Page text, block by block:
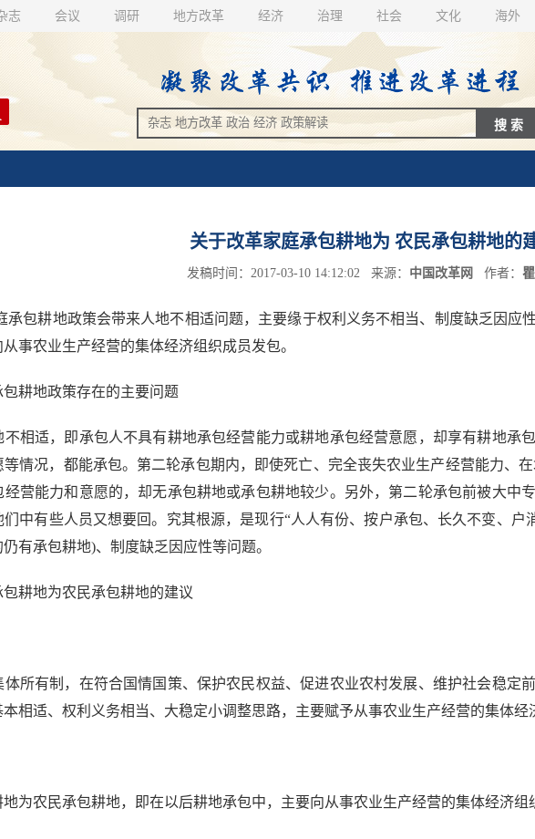
志 会议 调研 地方改革 经济 治理 社会 文化 海外
关于改革家庭承包耕地为 农民承包耕地的
发稿时间：2017-03-10 14:12:02 来源： 中国改革网 作者：
耕地政策会带来人地不相适问题，主要缘于权利义务不相当、制度缺乏因应
事农业生产经营的集体经济组织成员发包。
耕地政策存在的主要问题
适，即承包人不具有耕地承包经营能力或耕地承包经营意愿，却享有耕地承
情况，都能承包。第二轮承包期内，即使死亡、完全丧失农业生产经营能力、
经营能力和意愿的，却无承包耕地或承包耕地较少。另外，第二轮承包前被大中
中有些人员又想要回。究其根源，是现行“人人有份、按户承包、长久不变、
有承包耕地)、制度缺乏因应性等问题。
地为农民承包耕地的建议
有制，在符合国情国策、保护农民权益、促进农业农村发展、维护社会稳定
相适、权利义务相当、大稳定小调整思路，主要赋予从事农业生产经营的集体经
农民承包耕地，即在以后耕地承包中，主要向从事农业生产经营的集体经济组